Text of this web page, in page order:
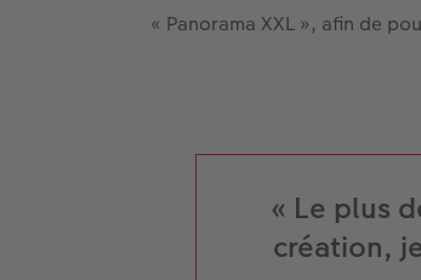
« Panorama XXL », afin de
« Le plus
création,